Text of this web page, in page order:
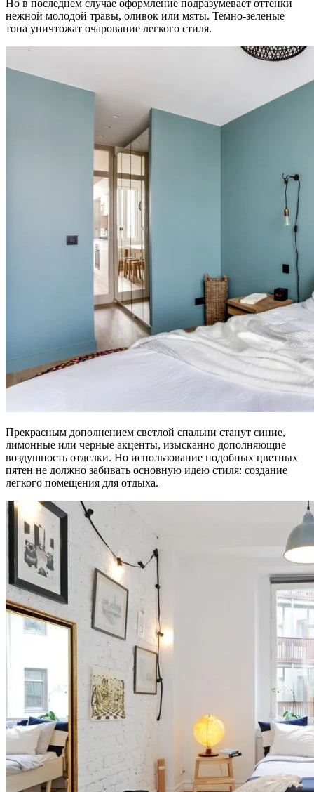
Но в последнем случае оформление подразумевает оттенки
нежной молодой травы, оливок или мяты. Темно-зеленые
тона уничтожат очарование легкого стиля.
Прекрасным дополнением светлой спальни станут синие,
лимонные или черные акценты, изысканно дополняющие
воздушность отделки. Но использование подобных цветных
пятен не должно забивать основную идею стиля: создание
легкого помещения для отдыха.